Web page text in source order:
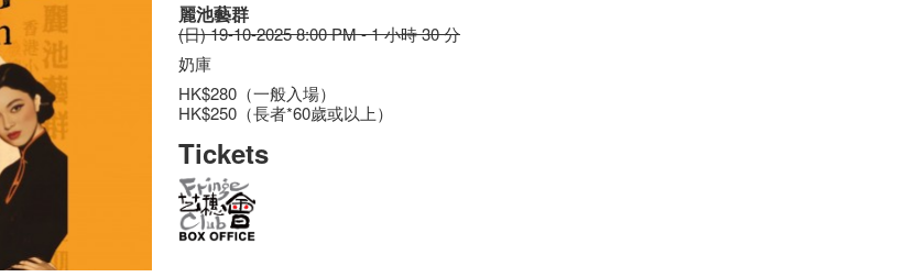
麗池藝群
(日) 19-10-2025 8:00 PM - 1 小時 30 分
奶庫
HK$280（一般入場）
HK$250（長者*60歲或以上）
Tickets